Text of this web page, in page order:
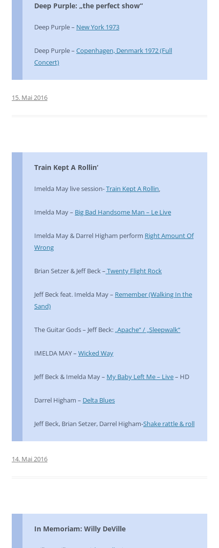
Deep Purple: „the perfect show“
Deep Purple – New York 1973
Deep Purple – Copenhagen, Denmark 1972 (Full
Concert)
15. Mai 2016
Train Kept A Rollin‘
Imelda May live session-Train Kept A Rollin‚
Imelda May – Big Bad Handsome Man – Le Live
Imelda May & Darrel Higham perform Right Amount Of
Wrong
Brian Setzer & Jeff Beck – Twenty Flight Rock
Jeff Beck feat. Imelda May – Remember (Walking In the
Sand)
The Guitar Gods – Jeff Beck: „Apache“ / „Sleepwalk“
IMELDA MAY – Wicked Way
Jeff Beck & Imelda May – My Baby Left Me – Live– HD
Darrel Higham – Delta Blues
Jeff Beck, Brian Setzer, Darrel Higham-Shake rattle & roll
14. Mai 2016
In Memoriam: Willy DeVille